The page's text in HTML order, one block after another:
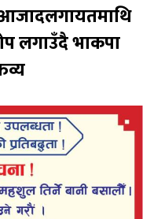
आजादलगायतमाथि
लगाउँदै भाकपा